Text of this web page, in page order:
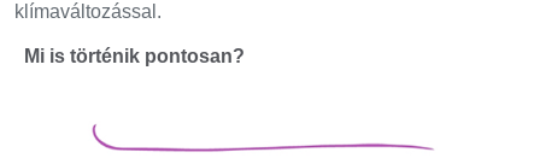
klímaváltozással.
Mi is történik pontosan?